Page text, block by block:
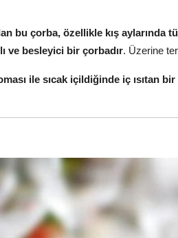
bu çorba, özellikle kış aylarında
ve besleyici bir çorbadır. Üzerine
ile sıcak içildiğinde iç ısıtan